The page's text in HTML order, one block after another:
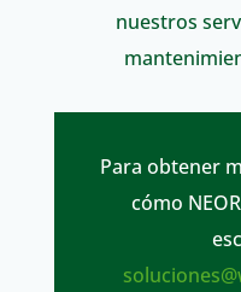
nuestros
Para obtener
cómo